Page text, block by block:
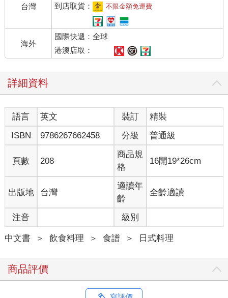
日本人而言是個再平凡不過的日常，卻也是個充滿神奇魔法的好
地方。聽起來可能很荒唐，但是有時候我真的很思念日本時，就
會在YouTube上聽便利商店的入店叮咚聲和進門音樂，然後偷偷
哭一下。好啦，我不會真的哭，但是那些歡快的曲調曾經是我生
活中的背景音樂，聽見那些聲音確實能讓我暫時回到那個快樂的
地方。
我會想念便利商店，不只是出於過度美化的懷舊之情；客觀來
說，便利商店真的很美好。便利商店的食品總是很新鮮、花樣百
變、營養豐富，甚至令人充滿期待。你可以在店裡找到經典便
當、拉麵沙拉或雞蛋三明治，也可以花點時間尋找新玩意兒──限
量版KitKat巧克力、季節限定包子，甚至是在全國其他連鎖店都買
不到的各地限定版商品。便利商店真的很了不起──結合物流業、
食品製造業和老派資本主義的真正大贏家。
我現在對日本美食的情感，混合了以前吃過的食物伴隨而來的懷
念感，常吃的美食給予的舒適感，還有沒嘗試過或無法常常吃的
料理帶來的興奮刺激感。日本的便利商店滿足我這三個情感需
求，更不用說口味、營養均衡和滿足感都是一絕。而且方便快速
又品質穩定，二十四小時全年無休。便利商店永遠、永遠都是值
得你信賴的好夥伴。
於我住在日本的那段日子，我以遊客身分重遊日本時吃日式早餐
的次數還更多。我的早餐通常是一兩顆御飯糰，配上一瓶便利商
更營養和完整，這是西式早餐鮮少具備的特質。日式早餐的基
台灣
到店取貨：
不限金額免運費
海外
國際快遞：全球
港澳店取：
詳細資料
語言 英文 裝訂
精裝
ISBN
9786267662458 分級 普通級
頁數 208
商品規
格
16開19*26cm
出版地 台灣
適讀年
齡
全齡適讀
注音 級別
中文書 ＞ 飲食料理 ＞ 食譜 ＞ 日式料理
商品評價